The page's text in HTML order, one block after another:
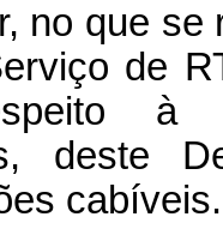
que se
de
à
deste
cabíveis.